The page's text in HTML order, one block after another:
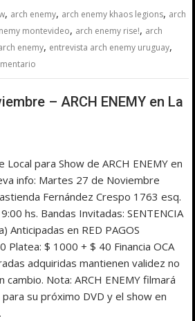
, arch enemy, arch enemy khaos legions, arch
montevideo, arch enemy rise!, arch
enemy, entrevista arch enemy uruguay,
– ARCH ENEMY en La
Local para Show de ARCH ENEMY en
info: Martes 27 de Noviembre
Fernández Crespo 1763 esq.
hs. Bandas Invitadas: SENTENCIA
Anticipadas en RED PAGOS
Platea: $ 1000 + $ 40 Financia OCA
adquiridas mantienen validez no
cambio. Nota: ARCH ENEMY filmará
su próximo DVD y el show en